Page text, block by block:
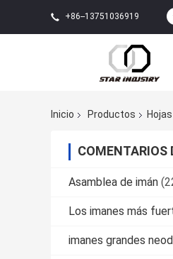
+86--13751036919
Inicio
Productos
COMENTARIOS
Asamblea de imán
Los imanes más
imanes grandes